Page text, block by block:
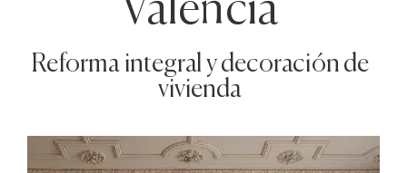
Valencia
Reforma integral y decoración de
vivienda